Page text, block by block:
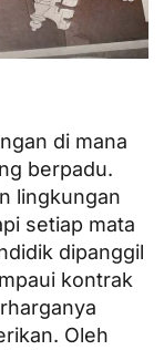
di mana
berpadu.
lingkungan
setiap mata
dipanggil
kontrak
Oleh